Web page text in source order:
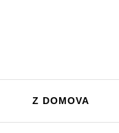
Z DOMOVA